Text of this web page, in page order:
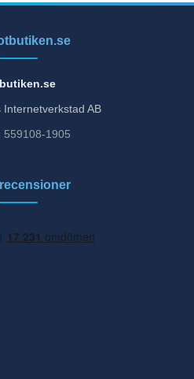
Internetverkstad AB
559108-1905